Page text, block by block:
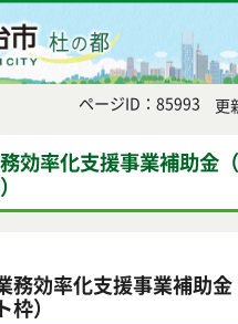
ページID：85993 更
効率化支援事業補助金
務効率化支援事業補助
）